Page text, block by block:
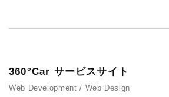
360°Car サービスサイト
Web Development / Web Design